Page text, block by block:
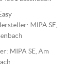
y
MIPA SE,
MIPA SE, Am